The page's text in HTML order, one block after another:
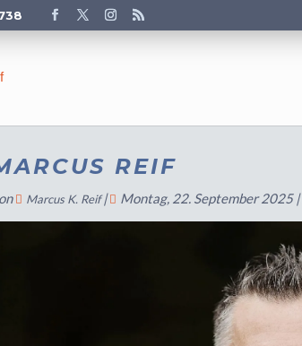
REIF
Marcus K. Reif| Montag, 22. September 2025|